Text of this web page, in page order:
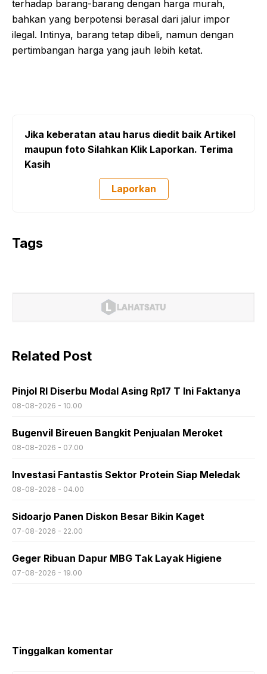
terhadap barang-barang dengan harga murah,
bahkan yang berpotensi berasal dari jalur impor
ilegal. Intinya, barang tetap dibeli, namun dengan
pertimbangan harga yang jauh lebih ketat.
Jika keberatan atau harus diedit baik Artikel
maupun foto Silahkan Klik Laporkan. Terima
Kasih
Laporkan
Tags
Related Post
Pinjol RI Diserbu Modal Asing Rp17 T Ini Faktanya
08-08-2026 - 10.00
Bugenvil Bireuen Bangkit Penjualan Meroket
08-08-2026 - 07.00
Investasi Fantastis Sektor Protein Siap Meledak
08-08-2026 - 04.00
Sidoarjo Panen Diskon Besar Bikin Kaget
07-08-2026 - 22.00
Geger Ribuan Dapur MBG Tak Layak Higiene
07-08-2026 - 19.00
Tinggalkan komentar